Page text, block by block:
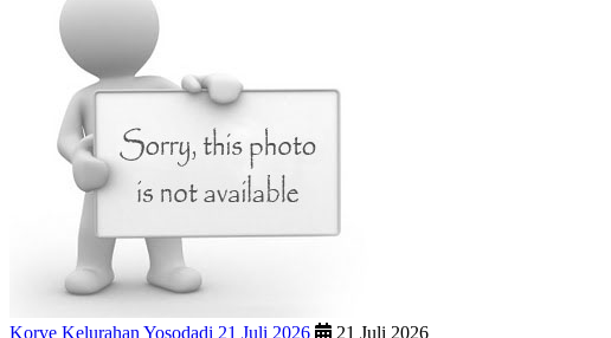
Korve Kelurahan Yosodadi 21 Juli 2026 21 Juli 2026